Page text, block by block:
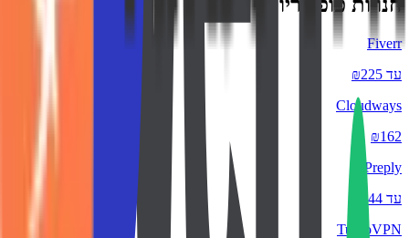
Fiverr
עד ₪225
Cloudways
₪162
Preply
עד ₪44
TurboVPN